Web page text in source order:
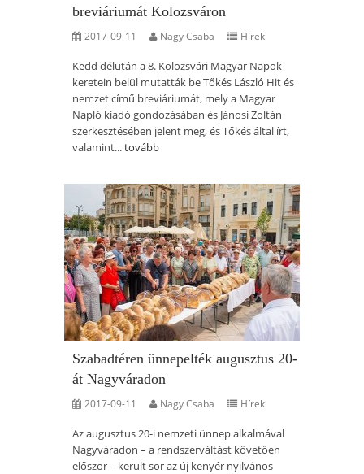
breviáriumát Kolozsváron
2017-09-11 Nagy Csaba Hírek
Kedd délután a 8. Kolozsvári Magyar Napok
keretein belül mutatták be Tőkés László Hit és
nemzet című breviáriumát, mely a Magyar
Napló kiadó gondozásában és Jánosi Zoltán
szerkesztésében jelent meg, és Tőkés által írt,
valamint...tovább
Szabadtéren ünnepelték augusztus 20-
át Nagyváradon
2017-09-11 Nagy Csaba Hírek
Az augusztus 20-i nemzeti ünnep alkalmával
Nagyváradon – a rendszerváltást követően
először – került sor az új kenyér nyilvános